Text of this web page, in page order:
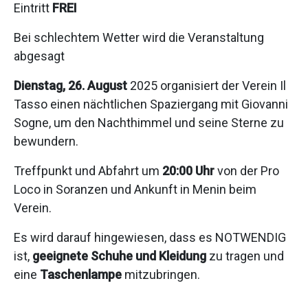
Eintritt FREI
Bei schlechtem Wetter wird die Veranstaltung
abgesagt
Dienstag, 26. August 2025 organisiert der Verein Il
Tasso einen nächtlichen Spaziergang mit Giovanni
Sogne, um den Nachthimmel und seine Sterne zu
bewundern.
Treffpunkt und Abfahrt um 20:00 Uhrvon der Pro
Loco in Soranzen und Ankunft in Menin beim
Verein.
Es wird darauf hingewiesen, dass es NOTWENDIG
ist, geeignete Schuhe und Kleidung zu tragen und
eine Taschenlampe mitzubringen.